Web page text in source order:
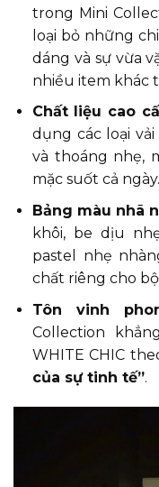
trong Mini
loại bỏ những
dáng và sự vừa
nhiều item khác
Chất liệu cao
dụng các loại
và thoáng nhẹ,
mặc suốt cả ngày.
Bảng màu nhã
khôi, be dịu
pastel nhẹ
chất riêng cho
Tôn vinh
Collection
WHITE CHIC
của sự tinh tế”.